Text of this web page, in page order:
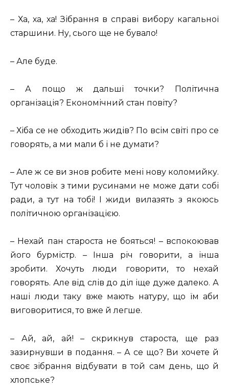
– Ха, ха, ха! Зібрання в справі вибору кагальної
старшини. Ну, сього ще не бувало!
– Але буде.
– А пощо ж дальші точки? Політична
організація? Економічний стан повіту?
– Хіба се не обходить жидів? По всім світі про се
говорять, а ми мали б і не думати?
– Але ж се ви знов робите мені нову коломийку.
Тут чоловік з тими русинами не може дати собі
ради, а тут на тобі! І жиди вилазять з якоюсь
політичною організацією.
– Нехай пан староста не бояться! – вспокоював
його бурмістр. – Інша річ говорити, а інша
зробити. Хочуть люди говорити, то нехай
говорять. Але від слів до діл іще дуже далеко. А
наші люди таку вже мають натуру, що їм аби
виговоритися, то вже й легше.
– Ай, ай, ай! – скрикнув староста, ще раз
зазирнувши в подання. – А се що? Ви хочете й
своє зібрання відбувати в той сам день, що й
хлопське?